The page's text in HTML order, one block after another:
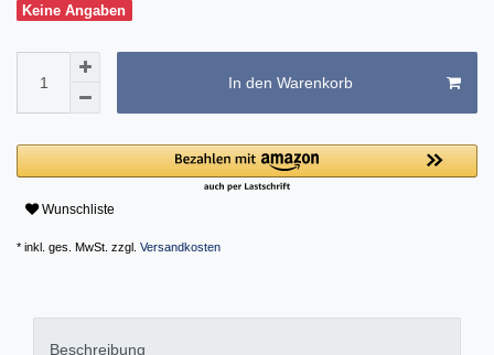
Keine Angaben
In den Warenkorb
Wunschliste
* inkl. ges. MwSt. zzgl. Versandkosten
Beschreibung